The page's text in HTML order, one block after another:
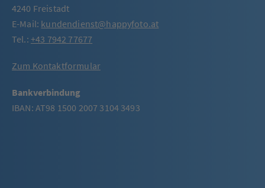
4240 Freistadt
E-Mail: kundendienst@happyfoto.at
Tel.: +43 7942 77677
Zum Kontaktformular
Bankverbindung
IBAN: AT98 1500 2007 3104 3493